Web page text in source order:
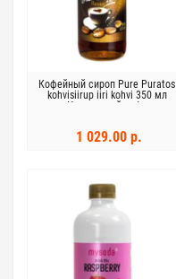
Кофейный сироп Pure Puratos
kohvisiirup iiri kohvi 350 мл
Ирландский кофе
1 029.00 р.